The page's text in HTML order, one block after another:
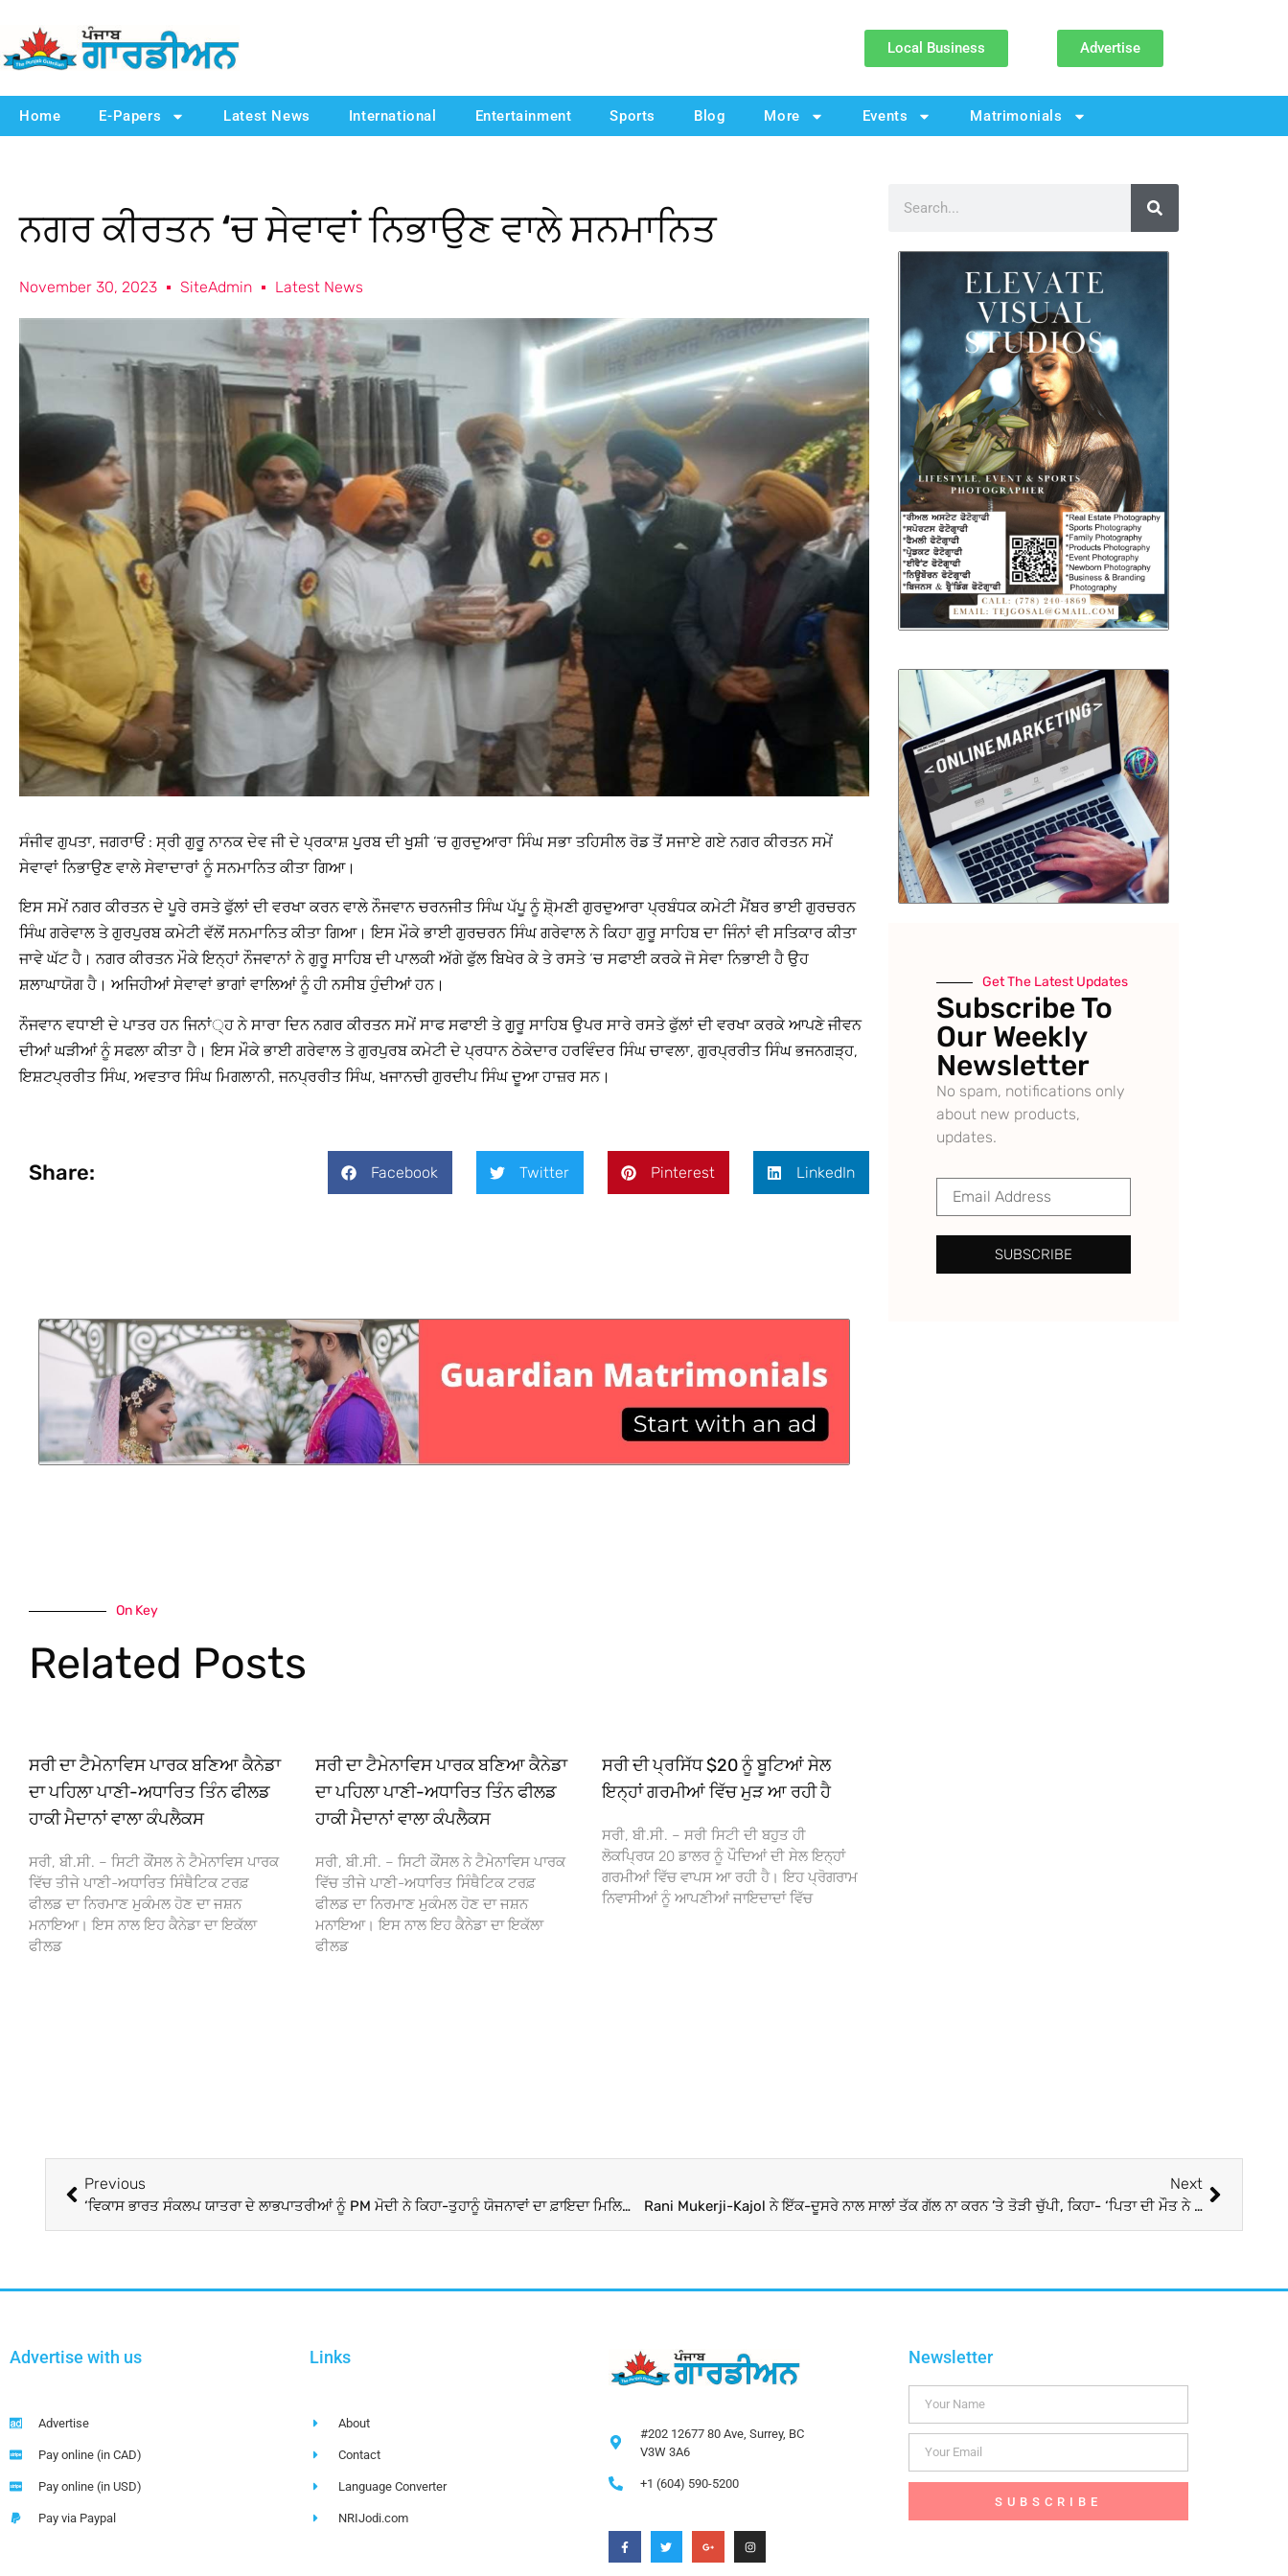
Local Business Advertise
Home E-Papers Latest News International Entertainment Sports Blog More Events Matrimonials
ਨਗਰ ਕੀਰਤਨ ‘ਚ ਸੇਵਾਵਾਂ ਨਿਭਾਉਣ ਵਾਲੇ ਸਨਮਾਨਿਤ
November 30, 2023 SiteAdmin Latest News
ਸੰਜੀਵ ਗੁਪਤਾ, ਜਗਰਾਓਂ : ਸ੍ਰੀ ਗੁਰੂ ਨਾਨਕ ਦੇਵ ਜੀ ਦੇ ਪ੍ਰਕਾਸ਼ ਪੁੁਰਬ ਦੀ ਖੁੁਸ਼ੀ ‘ਚ ਗੁਰਦੁਆਰਾ ਸਿੰਘ ਸਭਾ ਤਹਿਸੀਲ ਰੋਡ ਤੋਂ ਸਜਾਏ ਗਏ ਨਗਰ ਕੀਰਤਨ ਸਮੇਂ
ਸੇਵਾਵਾਂ ਨਿਭਾਉਣ ਵਾਲੇ ਸੇਵਾਦਾਰਾਂ ਨੂੰ ਸਨਮਾਨਿਤ ਕੀਤਾ ਗਿਆ।
ਇਸ ਸਮੇਂ ਨਗਰ ਕੀਰਤਨ ਦੇ ਪੂਰੇ ਰਸਤੇ ਫੁੱਲਾਂ ਦੀ ਵਰਖਾ ਕਰਨ ਵਾਲੇ ਨੌਜਵਾਨ ਚਰਨਜੀਤ ਸਿੰਘ ਪੱਪੂ ਨੂੰ ਸ਼ੋ੍ਮਣੀ ਗੁਰਦੁਆਰਾ ਪ੍ਰਬੰਧਕ ਕਮੇਟੀ ਮੈਂਬਰ ਭਾਈ ਗੁਰਚਰਨ
ਸਿੰਘ ਗਰੇਵਾਲ ਤੇ ਗੁਰਪੁਰਬ ਕਮੇਟੀ ਵੱਲੋਂ ਸਨਮਾਨਿਤ ਕੀਤਾ ਗਿਆ। ਇਸ ਮੌਕੇ ਭਾਈ ਗੁਰਚਰਨ ਸਿੰਘ ਗਰੇਵਾਲ ਨੇ ਕਿਹਾ ਗੁਰੂ ਸਾਹਿਬ ਦਾ ਜਿੰਨਾਂ ਵੀ ਸਤਿਕਾਰ ਕੀਤਾ
ਜਾਵੇ ਘੱਟ ਹੈ। ਨਗਰ ਕੀਰਤਨ ਮੌਕੇ ਇਨ੍ਹਾਂ ਨੌਜਵਾਨਾਂ ਨੇ ਗੁਰੂ ਸਾਹਿਬ ਦੀ ਪਾਲਕੀ ਅੱਗੇ ਫੁੱਲ ਬਿਖੇਰ ਕੇ ਤੇ ਰਸਤੇ ‘ਚ ਸਫਾਈ ਕਰਕੇ ਜੋ ਸੇਵਾ ਨਿਭਾਈ ਹੈ ਉਹ
ਸ਼ਲਾਘਾਯੋਗ ਹੈ। ਅਜਿਹੀਆਂ ਸੇਵਾਵਾਂ ਭਾਗਾਂ ਵਾਲਿਆਂ ਨੂੰ ਹੀ ਨਸੀਬ ਹੁੰਦੀਆਂ ਹਨ।
ਨੌਜਵਾਨ ਵਧਾਈ ਦੇ ਪਾਤਰ ਹਨ ਜਿਨਾਂ੍ਹ ਨੇ ਸਾਰਾ ਦਿਨ ਨਗਰ ਕੀਰਤਨ ਸਮੇਂ ਸਾਫ ਸਫਾਈ ਤੇ ਗੁੁਰੂ ਸਾਹਿਬ ਉਪਰ ਸਾਰੇ ਰਸਤੇ ਫੁੱਲਾਂ ਦੀ ਵਰਖਾ ਕਰਕੇ ਆਪਣੇ ਜੀਵਨ
ਦੀਆਂ ਘੜੀਆਂ ਨੂੰ ਸਫਲਾ ਕੀਤਾ ਹੈ। ਇਸ ਮੌਕੇ ਭਾਈ ਗਰੇਵਾਲ ਤੇ ਗੁਰਪੁਰਬ ਕਮੇਟੀ ਦੇ ਪ੍ਰਧਾਨ ਠੇਕੇਦਾਰ ਹਰਵਿੰਦਰ ਸਿੰਘ ਚਾਵਲਾ, ਗੁਰਪ੍ਰਰੀਤ ਸਿੰਘ ਭਜਨਗੜ੍ਹ,
ਇਸ਼ਟਪ੍ਰਰੀਤ ਸਿੰਘ, ਅਵਤਾਰ ਸਿੰਘ ਮਿਗਲਾਨੀ, ਜਨਪ੍ਰਰੀਤ ਸਿੰਘ, ਖਜਾਨਚੀ ਗੁਰਦੀਪ ਸਿੰਘ ਦੂਆ ਹਾਜ਼ਰ ਸਨ।
Share: Facebook Twitter Pinterest LinkedIn
On Key
Related Posts
ਸਰੀ ਦਾ ਟੈਮੇਨਾਵਿਸ ਪਾਰਕ ਬਣਿਆ ਕੈਨੇਡਾ
ਦਾ ਪਹਿਲਾ ਪਾਣੀ-ਅਧਾਰਿਤ ਤਿੰਨ ਫੀਲਡ
ਹਾਕੀ ਮੈਦਾਨਾਂ ਵਾਲਾ ਕੰਪਲੈਕਸ
ਸਰੀ, ਬੀ.ਸੀ. – ਸਿਟੀ ਕੌਂਸਲ ਨੇ ਟੈਮੇਨਾਵਿਸ ਪਾਰਕ
ਵਿੱਚ ਤੀਜੇ ਪਾਣੀ-ਅਧਾਰਿਤ ਸਿੰਥੈਟਿਕ ਟਰਫ਼
ਫੀਲਡ ਦਾ ਨਿਰਮਾਣ ਮੁਕੰਮਲ ਹੋਣ ਦਾ ਜਸ਼ਨ
ਮਨਾਇਆ। ਇਸ ਨਾਲ ਇਹ ਕੈਨੇਡਾ ਦਾ ਇਕੱਲਾ
ਫੀਲਡ
ਸਰੀ ਦਾ ਟੈਮੇਨਾਵਿਸ ਪਾਰਕ ਬਣਿਆ ਕੈਨੇਡਾ
ਦਾ ਪਹਿਲਾ ਪਾਣੀ-ਅਧਾਰਿਤ ਤਿੰਨ ਫੀਲਡ
ਹਾਕੀ ਮੈਦਾਨਾਂ ਵਾਲਾ ਕੰਪਲੈਕਸ
ਸਰੀ, ਬੀ.ਸੀ. – ਸਿਟੀ ਕੌਂਸਲ ਨੇ ਟੈਮੇਨਾਵਿਸ ਪਾਰਕ
ਵਿੱਚ ਤੀਜੇ ਪਾਣੀ-ਅਧਾਰਿਤ ਸਿੰਥੈਟਿਕ ਟਰਫ਼
ਫੀਲਡ ਦਾ ਨਿਰਮਾਣ ਮੁਕੰਮਲ ਹੋਣ ਦਾ ਜਸ਼ਨ
ਮਨਾਇਆ। ਇਸ ਨਾਲ ਇਹ ਕੈਨੇਡਾ ਦਾ ਇਕੱਲਾ
ਫੀਲਡ
ਸਰੀ ਦੀ ਪ੍ਰਸਿੱਧ $20 ਨੂੰ ਬੂਟਿਆਂ ਸੇਲ
ਇਨ੍ਹਾਂ ਗਰਮੀਆਂ ਵਿੱਚ ਮੁੜ ਆ ਰਹੀ ਹੈ
ਸਰੀ, ਬੀ.ਸੀ. – ਸਰੀ ਸਿਟੀ ਦੀ ਬਹੁਤ ਹੀ
ਲੋਕਪ੍ਰਿਯ 20 ਡਾਲਰ ਨੂੰ ਪੌਦਿਆਂ ਦੀ ਸੇਲ ਇਨ੍ਹਾਂ
ਗਰਮੀਆਂ ਵਿੱਚ ਵਾਪਸ ਆ ਰਹੀ ਹੈ। ਇਹ ਪ੍ਰੋਗਰਾਮ
ਨਿਵਾਸੀਆਂ ਨੂੰ ਆਪਣੀਆਂ ਜਾਇਦਾਦਾਂ ਵਿੱਚ
Get The Latest Updates
Subscribe To
Our Weekly
Newsletter
No spam, notifications only
about new products,
updates.
SUBSCRIBE
Previous
‘ਵਿਕਾਸ ਭਾਰਤ ਸੰਕਲਪ ਯਾਤਰਾ ਦੇ ਲਾਭਪਾਤਰੀਆਂ ਨੂੰ PM ਮੋਦੀ ਨੇ ਕਿਹਾ-ਤੁਹਾਨੂੰ ਯੋਜਨਾਵਾਂ ਦਾ ਫ਼ਾਇਦਾ ਮਿਲਿਆ, ਹੁਣ ਤੁਸੀਂ ਮੈਨੂੰ ਆਸ਼ੀਰਵਾਦ ਦਿਓ’
Next
Rani Mukerji-Kajol ਨੇ ਇੱਕ-ਦੂਸਰੇ ਨਾਲ ਸਾਲਾਂ ਤੱਕ ਗੱਲ ਨਾ ਕਰਨ ’ਤੇ ਤੋੜੀ ਚੁੱਪੀ, ਕਿਹਾ- ‘ਪਿਤਾ ਦੀ ਮੌਤ ਨੇ ਲਿਆਂਦਾ ਸਾਨੂੰ ਨੇੜੇ’
Advertise with us
Advertise
Pay online (in CAD)
Pay online (in USD)
Pay via Paypal
Links
About
Contact
Language Converter
NRIJodi.com
#202 12677 80 Ave, Surrey, BC
V3W 3A6
+1 (604) 590-5200
Newsletter
SUBSCRIBE